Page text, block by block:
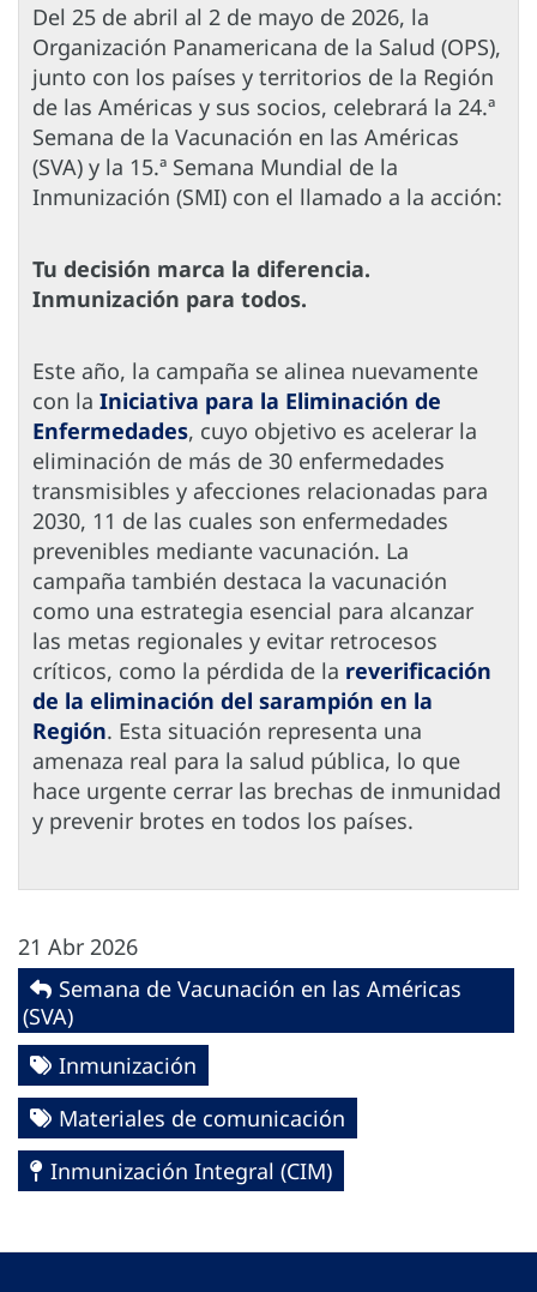
Del 25 de abril al 2 de mayo de 2026, la
Organización Panamericana de la Salud (OPS),
junto con los países y territorios de la Región
de las Américas y sus socios, celebrará la 24.ª
Semana de la Vacunación en las Américas
(SVA) y la 15.ª Semana Mundial de la
Inmunización (SMI) con el llamado a la acción:
Tu decisión marca la diferencia.
Inmunización para todos.
Este año, la campaña se alinea nuevamente
con la Iniciativa para la Eliminación de
Enfermedades, cuyo objetivo es acelerar la
eliminación de más de 30 enfermedades
transmisibles y afecciones relacionadas para
2030, 11 de las cuales son enfermedades
prevenibles mediante vacunación. La
campaña también destaca la vacunación
como una estrategia esencial para alcanzar
las metas regionales y evitar retrocesos
críticos, como la pérdida de la reverificación
de la eliminación del sarampión en la
Región. Esta situación representa una
amenaza real para la salud pública, lo que
hace urgente cerrar las brechas de inmunidad
y prevenir brotes en todos los países.
21 Abr 2026
Semana de Vacunación en las Américas
(SVA)
Inmunización
Materiales de comunicación
Inmunización Integral (CIM)